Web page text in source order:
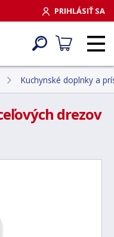
PRIHLÁSIŤ SA
Kuchynské doplnky a
drezov